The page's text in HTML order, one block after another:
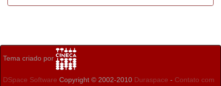
Tema criado por
DSpace Software Copyright © 2002-2010 Duraspace - Contato com